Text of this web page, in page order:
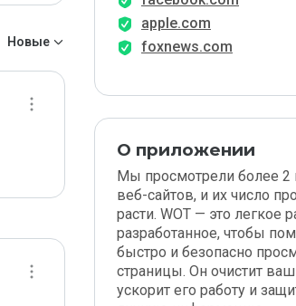
Новые
apple.com
foxnews.com
О приложении
Мы просмотрели более 2
веб-сайтов, и их число
расти. WOT — это легкое
разработанное, чтобы
быстро и безопасно
страницы. Он очистит
ускорит его работу и